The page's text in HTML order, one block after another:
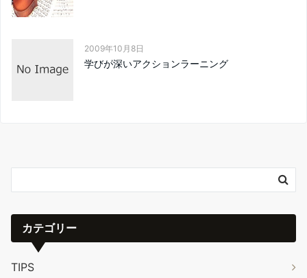
2009年10月8日
学びが深いアクションラーニング
カテゴリー
TIPS